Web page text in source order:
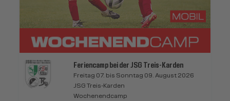
Feriencamp bei der JSG Treis-Karden
Freitag 07. bis Sonntag 09. August 2026
JSG Treis-Karden
Wochenendcamp